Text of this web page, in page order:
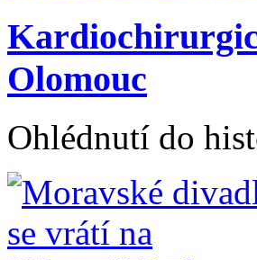
Olomouc
Ohlédnutí do